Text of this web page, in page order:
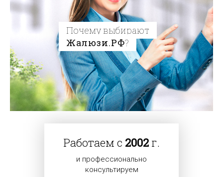
Почему выбирают
Жалюзи.РФ?
Работаем с 2002 г.
и профессионально
консультируем